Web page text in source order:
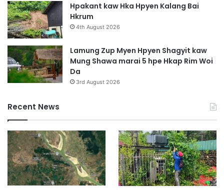
Hpakant kaw Hka Hpyen Kalang Bai
Hkrum
4th August 2026
Lamung Zup Myen Hpyen Shagyit kaw
Mung Shawa marai 5 hpe Hkap Rim Woi
Da
3rd August 2026
Recent News